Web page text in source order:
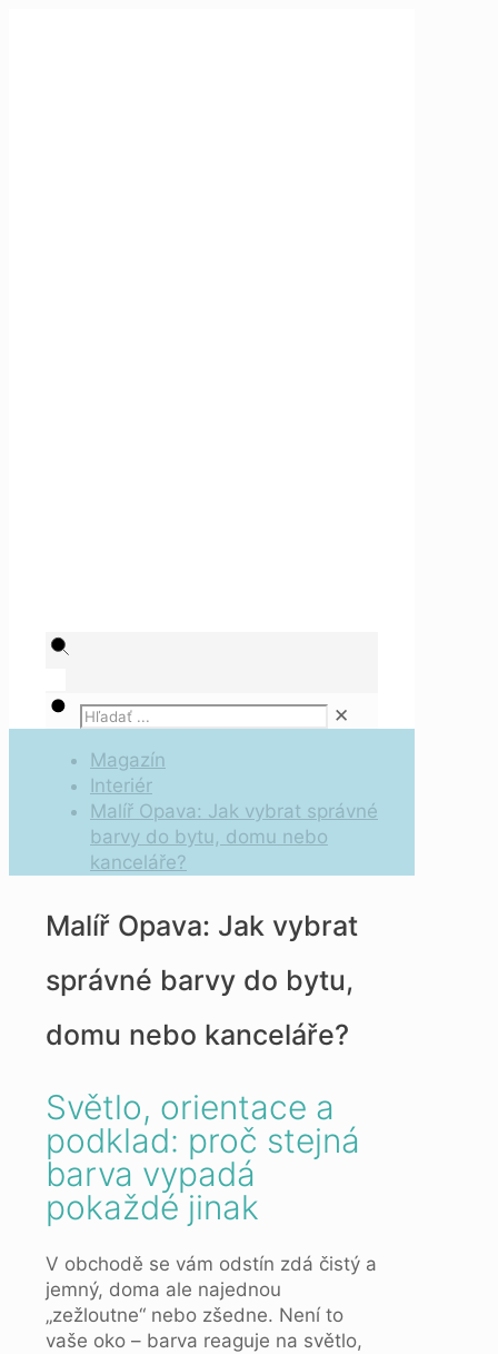
✕
Magazín
Interiér
Malíř Opava: Jak vybrat správné
barvy do bytu, domu nebo
kanceláře?
Malíř Opava: Jak vybrat
správné barvy do bytu,
domu nebo kanceláře?
Světlo, orientace a
podklad: proč stejná
barva vypadá
pokaždé jinak
V obchodě se vám odstín zdá čistý a
jemný, doma ale najednou
„zežloutne“ nebo zšedne. Není to
vaše oko – barva reaguje na světlo,